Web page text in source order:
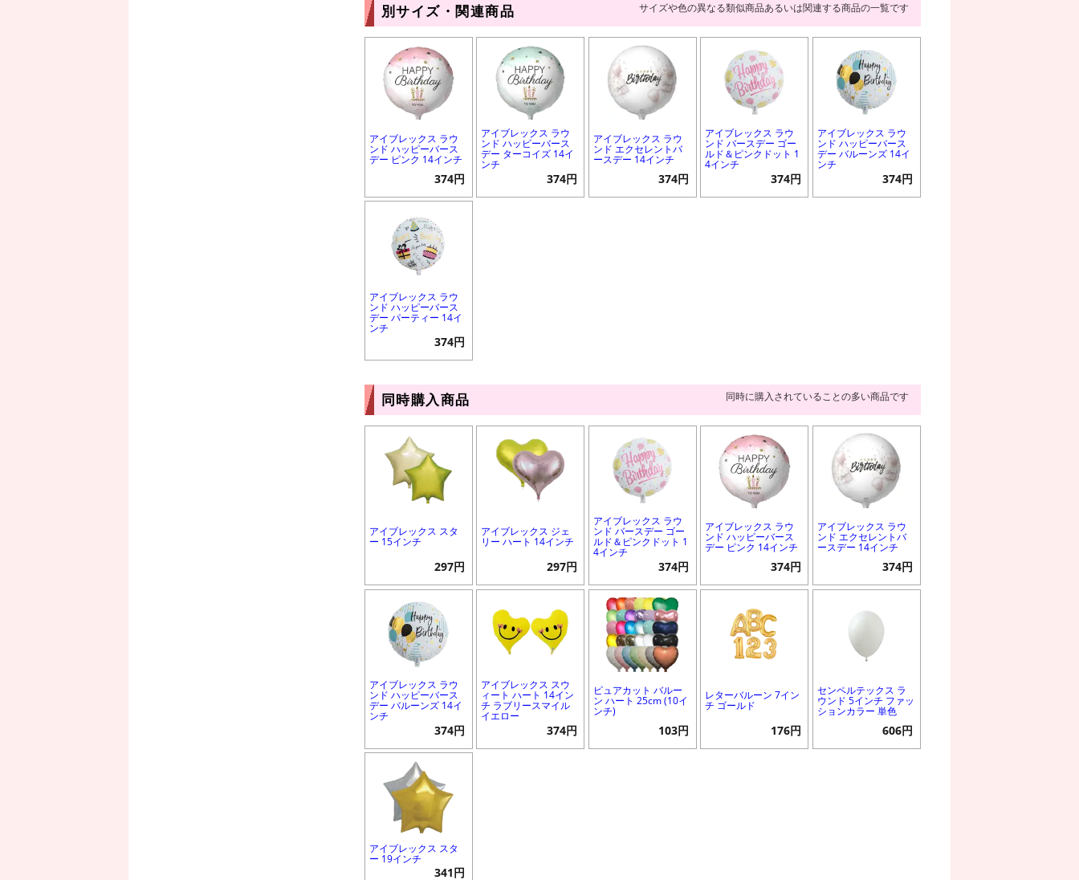
別サイズ・関連商品 サイズや色の異なる類似商品あるいは関連する商品の一覧です
アイブレックス ラウ
ンド ハッピーバース
デー ピンク 14インチ
374円
アイブレックス ラウ
ンド ハッピーバース
デー ターコイズ 14イ
ンチ
374円
アイブレックス ラウ
ンド エクセレントバ
ースデー 14インチ
374円
アイブレックス ラウ
ンド バースデー ゴー
ルド＆ピンクドット 1
4インチ
374円
アイブレックス ラウ
ンド ハッピーバース
デー バルーンズ 14イ
ンチ
374円
アイブレックス ラウ
ンド ハッピーバース
デー パーティー 14イ
ンチ
374円
同時購入商品 同時に購入されていることの多い商品です
アイブレックス スタ
ー 15インチ
297円
アイブレックス ジェ
リー ハート 14インチ
297円
アイブレックス ラウ
ンド バースデー ゴー
ルド＆ピンクドット 1
4インチ
374円
アイブレックス ラウ
ンド ハッピーバース
デー ピンク 14インチ
374円
アイブレックス ラウ
ンド エクセレントバ
ースデー 14インチ
374円
アイブレックス ラウ
ンド ハッピーバース
デー バルーンズ 14イ
ンチ
374円
アイブレックス スウ
ィート ハート 14イン
チ ラブリースマイル
イエロー
374円
ピュアカット バルー
ン ハート 25cm (10イ
ンチ)
103円
レターバルーン 7イン
チ ゴールド
176円
センペルテックス ラ
ウンド 5インチ ファッ
ションカラー 単色
606円
アイブレックス スタ
ー 19インチ
341円